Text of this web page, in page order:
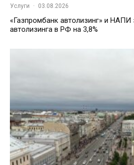
Услуги · 03.08.2026
«Газпромбанк автолизинг» и НАПИ
автолизинга в РФ на 3,8%